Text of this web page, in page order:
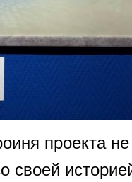
проекта
своей